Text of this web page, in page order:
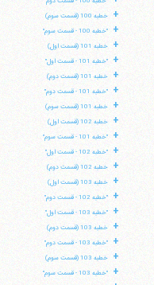
+ خطبه 100 (قسمت سوم)
+ "خطبه 100 - قسمت سوم"
+ خطبه 101 (قسمت اول)
+ "خطبه 101 - قسمت اول"
+ خطبه 101 (قسمت دوم)
+ "خطبه 101 - قسمت دوم"
+ خطبه 101 (قسمت سوم)
+ خطبه 102 (قسمت اول)
+ "خطبه 101 - قسمت سوم"
+ "خطبه 102 - قسمت اول"
+ خطبه 102 (قسمت دوم)
+ خطبه 103 (قسمت اول)
+ "خطبه 102 - قسمت دوم"
+ "خطبه 103 - قسمت اول"
+ خطبه 103 (قسمت دوم)
+ "خطبه 103 - قسمت دوم"
+ خطبه 103 (قسمت سوم)
+ "خطبه 103 - قسمت سوم"